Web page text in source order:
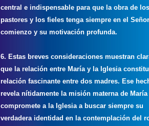
central e indispensable para que la obra de los
pastores y los fieles tenga siempre en el
comienzo y su motivación profunda.
6. Estas breves consideraciones muestran
que la relación entre María y la Iglesia
relación fascinante entre dos madres. Ese
revela nítidamente la misión materna de María
compromete a la Iglesia a buscar siempre su
verdadera identidad en la contemplación del